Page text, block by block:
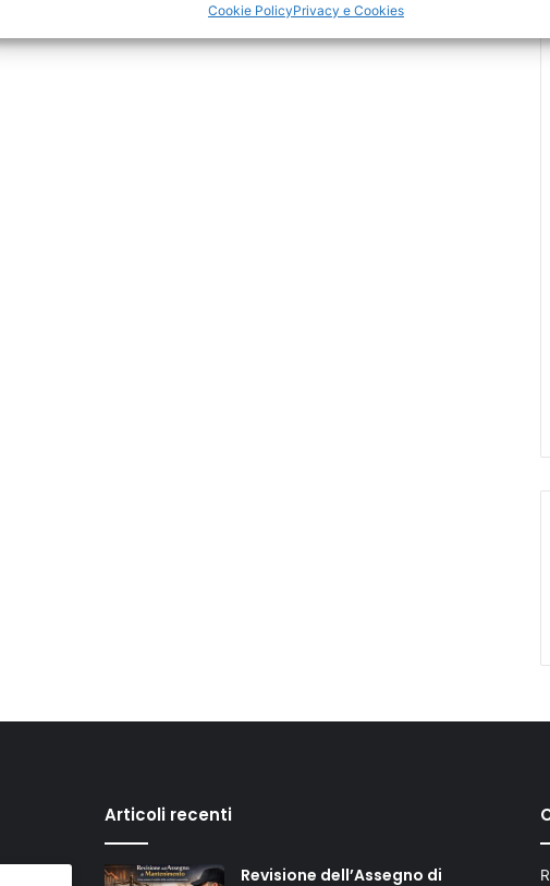
Cookie PolicyPrivacy e Cookies
Articoli recenti
Revisione dell’Assegno di